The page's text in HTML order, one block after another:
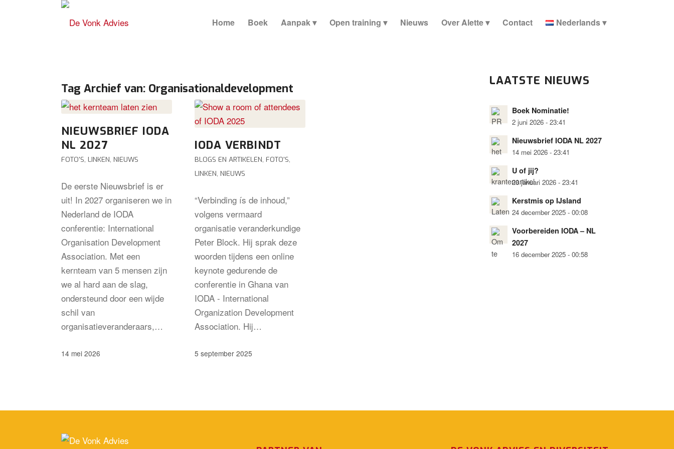
Home Boek Aanpak Open training Nieuws Over Alette Contact Nederlands
Tag Archief van: Organisationaldevelopment
NIEUWSBRIEF IODA
NL 2027
FOTO'S, LINKEN, NIEUWS
De eerste Nieuwsbrief is er
uit! In 2027 organiseren we in
Nederland de IODA
conferentie: International
Organisation Development
Association. Met een
kernteam van 5 mensen zijn
we al hard aan de slag,
ondersteund door een wijde
schil van
organisatieveranderaars,…
14 mei 2026
IODA VERBINDT
BLOGS EN ARTIKELEN, FOTO'S,
LINKEN, NIEUWS
“Verbinding ís de inhoud,”
volgens vermaard
organisatie veranderkundige
Peter Block. Hij sprak deze
woorden tijdens een online
keynote gedurende de
conferentie in Ghana van
IODA - International
Organization Development
Association. Hij…
5 september 2025
LAATSTE NIEUWS
Boek Nominatie!
2 juni 2026 - 23:41
Nieuwsbrief IODA NL 2027
14 mei 2026 - 23:41
U of jij?
20 januari 2026 - 23:41
Kerstmis op IJsland
24 december 2025 - 00:08
Voorbereiden IODA – NL
2027
16 december 2025 - 00:58